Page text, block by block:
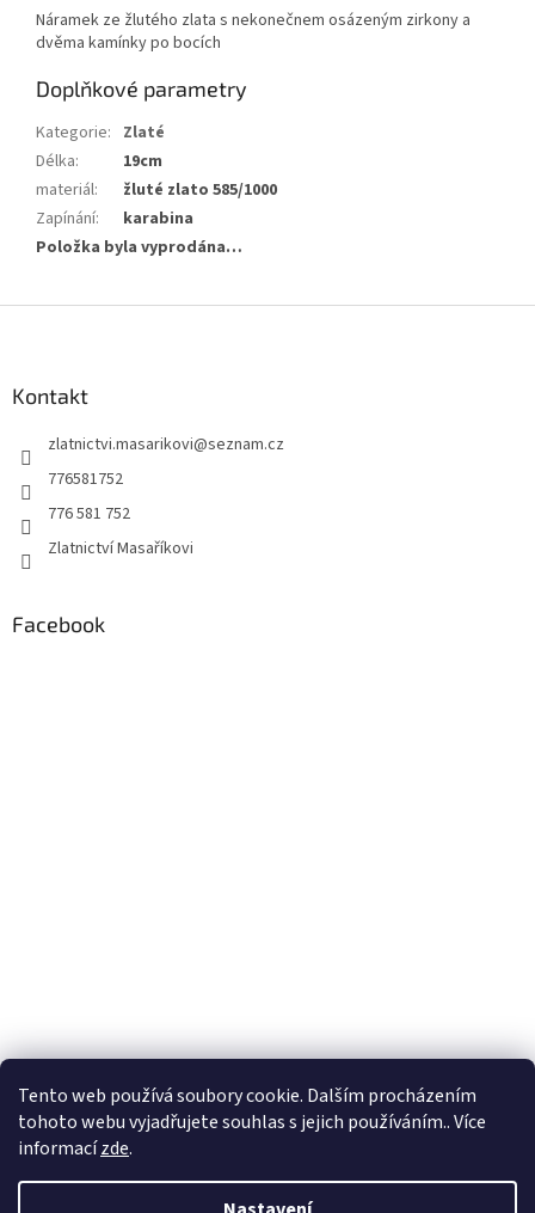
Tento web používá soubory cookie. Dalším procházením
tohoto webu vyjadřujete souhlas s jejich používáním.. Více
informacízde.
Náramek ze žlutého zlata s nekonečnem osázeným zirkony a
dvěma kamínky po bocích
Doplňkové parametry
Kategorie: Zlaté
Délka:
19cm
materiál:
žluté zlato 585/1000
Zapínání:
karabina
Položka byla vyprodána…
Kontakt
zlatnictvi.masarikovi@seznam.cz
776581752
776 581 752
Zlatnictví Masaříkovi
Facebook
Vytvořil Shoptet